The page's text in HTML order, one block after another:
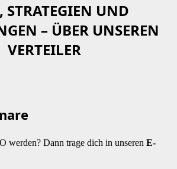
STRATEGIEN UND
– ÜBER UNSEREN
VERTEILER
werden? Dann trage dich in unseren E-